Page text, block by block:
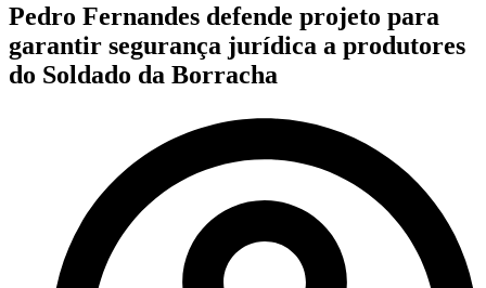
Pedro Fernandes defende projeto para
garantir segurança jurídica a produtores
do Soldado da Borracha